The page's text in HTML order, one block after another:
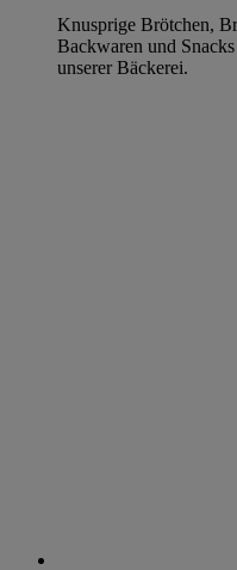
Knusprige Brötchen,
Backwaren und
unserer Bäckerei.